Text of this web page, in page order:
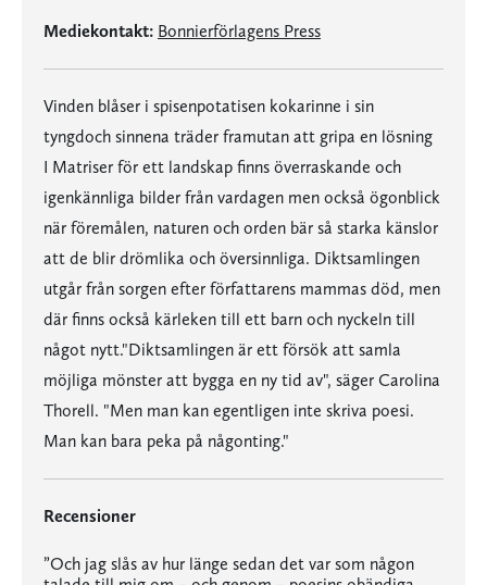
Mediekontakt: Bonnierförlagens Press
Vinden blåser i spisenpotatisen kokarinne i sin
tyngdoch sinnena träder framutan att gripa en lösning
I Matriser för ett landskap finns överraskande och
igenkännliga bilder från vardagen men också ögonblick
när föremålen, naturen och orden bär så starka känslor
att de blir drömlika och översinnliga. Diktsamlingen
utgår från sorgen efter författarens mammas död, men
där finns också kärleken till ett barn och nyckeln till
något nytt."Diktsamlingen är ett försök att samla
möjliga mönster att bygga en ny tid av", säger Carolina
Thorell. "Men man kan egentligen inte skriva poesi.
Man kan bara peka på någonting."
Recensioner
”Och jag slås av hur länge sedan det var som någon